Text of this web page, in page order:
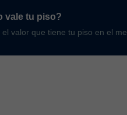
vale tu piso?
el valor que tiene tu piso en el